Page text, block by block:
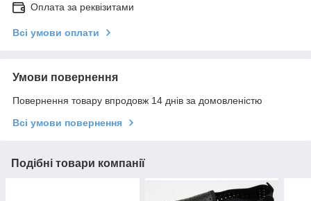
Оплата за реквізитами
Всі умови оплати
Умови повернення
Повернення товару впродовж 14 днів за домовленістю
Всі умови повернення
Подібні товари компанії